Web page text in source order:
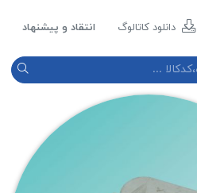
دانلود کاتالوگ انتقاد و پیشنهاد